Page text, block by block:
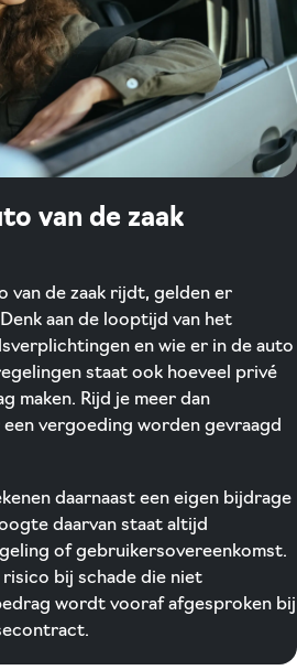
van de zaak
van de zaak rijdt, gelden er
aan de looptijd van het
en wie er in de auto
staat ook hoeveel privé
maken. Rijd je meer dan
vergoeding worden gevraagd
daarnaast een eigen bijdrage
daarvan staat altijd
of gebruikersovereenkomst.
bij schade die niet
wordt vooraf afgesproken bij